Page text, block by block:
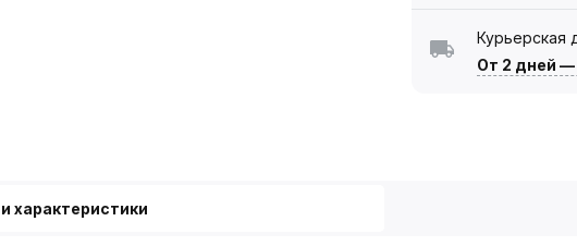
Курьерская
От 2 дней —
характеристики